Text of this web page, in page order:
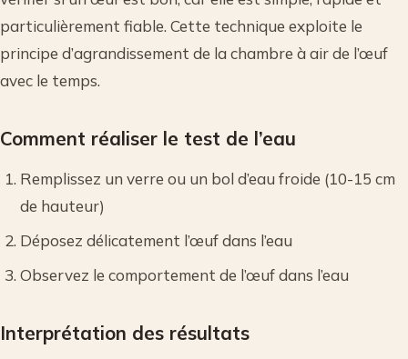
particulièrement fiable. Cette technique exploite le
principe d’agrandissement de la chambre à air de l’œuf
avec le temps.
Comment réaliser le test de l’eau
Remplissez un verre ou un bol d’eau froide (10-15 cm
de hauteur)
Déposez délicatement l’œuf dans l’eau
Observez le comportement de l’œuf dans l’eau
Interprétation des résultats